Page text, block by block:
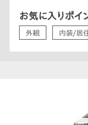
お気に入りポイ
外観 内装/居